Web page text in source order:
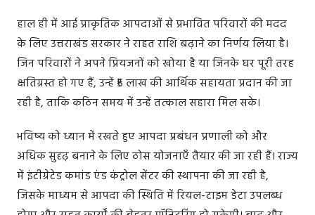
हाल ही में आई प्राकृतिक आपदाओं से प्रभावित परिवारों की मदद
के लिए उत्तराखंड सरकार ने राहत राशि बढ़ाने का निर्णय लिया है।
जिन परिवारों ने अपने प्रियजनों को खोया है या जिनके घर पूरी तरह
क्षतिग्रस्त हो गए हैं, उन्हें ₹5 लाख की आर्थिक सहायता प्रदान की जा
रही है, ताकि कठिन समय में उन्हें तत्काल सहारा मिल सके।
भविष्य को ध्यान में रखते हुए आपदा प्रबंधन प्रणाली को और
अधिक सुदृढ़ बनाने के लिए ठोस योजनाएँ तैयार की जा रही हैं। राज्य
में इंटीग्रेटेड कमांड एंड कंट्रोल सेंटर की स्थापना की जा रही है,
जिसके माध्यम से आपदा की स्थिति में रियल-टाइम डेटा उपलब्ध